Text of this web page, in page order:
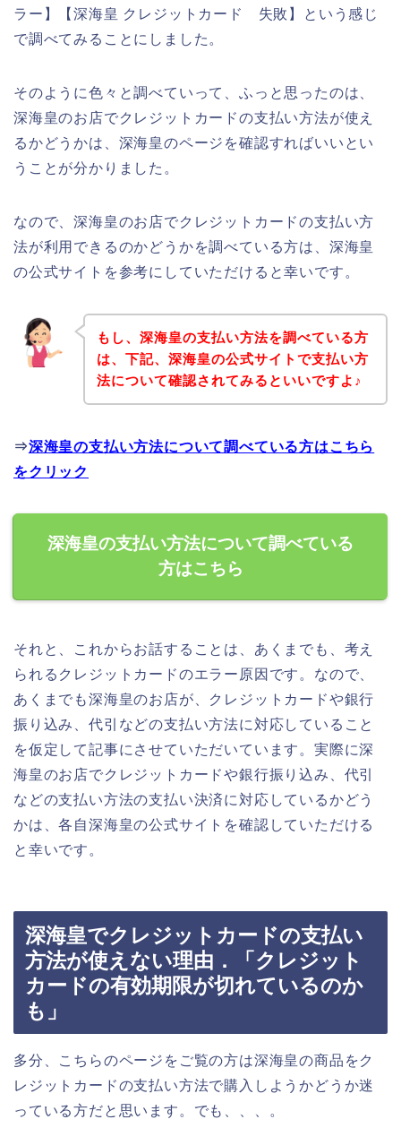
ラー】【深海皇 クレジットカード 失敗】という感じ
で調べてみることにしました。
そのように色々と調べていって、ふっと思ったのは、
深海皇のお店でクレジットカードの支払い方法が使え
るかどうかは、深海皇のページを確認すればいいとい
うことが分かりました。
なので、深海皇のお店でクレジットカードの支払い方
法が利用できるのかどうかを調べている方は、深海皇
の公式サイトを参考にしていただけると幸いです。
もし、深海皇の支払い方法を調べている方
は、下記、深海皇の公式サイトで支払い方
法について確認されてみるといいですよ♪
⇒深海皇の支払い方法について調べている方はこちら
をクリック
深海皇の支払い方法について調べている
方はこちら
それと、これからお話することは、あくまでも、考え
られるクレジットカードのエラー原因です。なので、
あくまでも深海皇のお店が、クレジットカードや銀行
振り込み、代引などの支払い方法に対応していること
を仮定して記事にさせていただいています。実際に深
海皇のお店でクレジットカードや銀行振り込み、代引
などの支払い方法の支払い決済に対応しているかどう
かは、各自深海皇の公式サイトを確認していただける
と幸いです。
深海皇でクレジットカードの支払い
方法が使えない理由．「クレジット
カードの有効期限が切れているのか
も」
多分、こちらのページをご覧の方は深海皇の商品をク
レジットカードの支払い方法で購入しようかどうか迷
っている方だと思います。でも、、、。